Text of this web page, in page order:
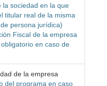
la sociedad en la que
titular real de la misma
persona jurídica)
Fiscal de la empresa
en caso de
de la empresa
del programa en caso